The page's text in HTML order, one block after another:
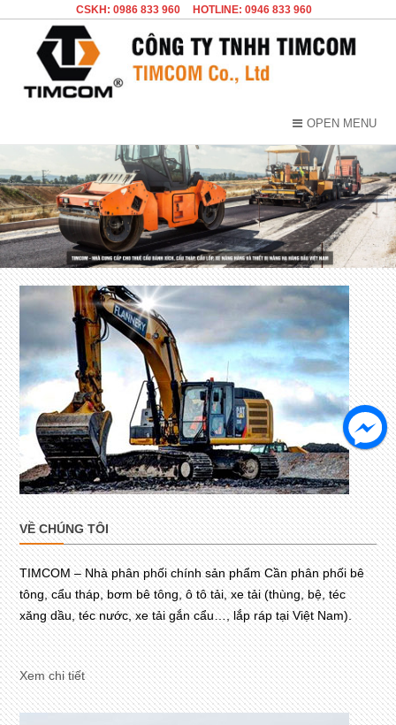
CSKH: 0986 833 960 HOTLINE: 0946 833 960
OPEN MENU
VỀ CHÚNG TÔI
TIMCOM – Nhà phân phối chính sản phẩm Cần phân phối bê
tông, cẩu tháp, bơm bê tông, ô tô tải, xe tải (thùng, bệ, téc
xăng dầu, téc nước, xe tải gắn cẩu…, lắp ráp tại Việt Nam).
Xem chi tiết